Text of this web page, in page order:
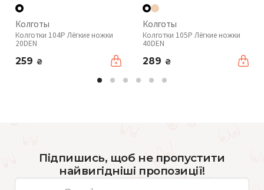
Колготы
Колготки 104P Лёгкие ножки
20DEN
259 ₴
Колготы
Колготки 105P Лёгкие ножки
40DEN
289 ₴
Підпишись, щоб не пропустити
найвигідніші пропозиції!